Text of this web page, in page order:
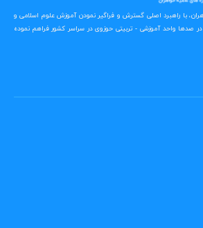
با راهبرد اصلی گسترش و فراگیر نمودن آموزش علوم اسلامی و
صدها واحد آموزشی - تربیتی حوزوی در سراسر کشور فراهم نموده